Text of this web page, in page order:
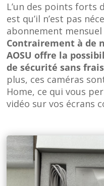
L’un des points forts
est qu’il n’est pas
abonnement
Contrairement à de
AOSU offre la
de sécurité sans
plus, ces caméras
Home, ce qui vous
vidéo sur vos écrans